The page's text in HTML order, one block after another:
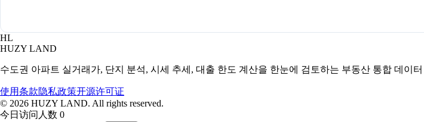
HL
HUZY LAND
수도권 아파트 실거래가, 단지 분석, 시세 추세, 대출 한도 계산을 한눈에 검토하는 부동산 통합 데이
使用条款隐私政策开源许可证
© 2026 HUZY LAND. All rights reserved.
今日访问人数 0